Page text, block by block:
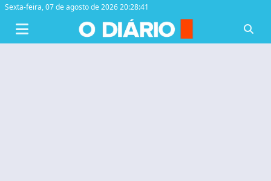
Sexta-feira,07 de agosto de 2026 20:28:41